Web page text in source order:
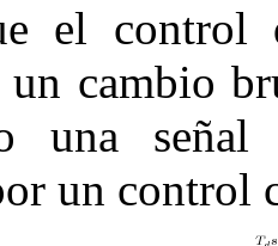
el control
cambio
una señal
un control